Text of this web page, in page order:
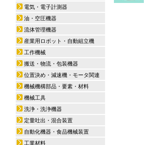
電気・電子計測器
油・空圧機器
流体管理機器
産業用ロボット・自動組立機
工作機械
搬送・物流・包装機器
位置決め・減速機・モータ関連
機械機構部品・要素・材料
機械工具
洗浄・洗浄機器
定量吐出・混合装置
自動化機器・食品機械装置
工業材料